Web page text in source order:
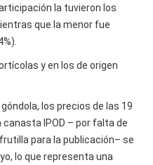
la tuvieron los
que la menor fue
y en los de origen
los precios de las 19
IPOD – por falta de
para la publicación– se
lo que representa una